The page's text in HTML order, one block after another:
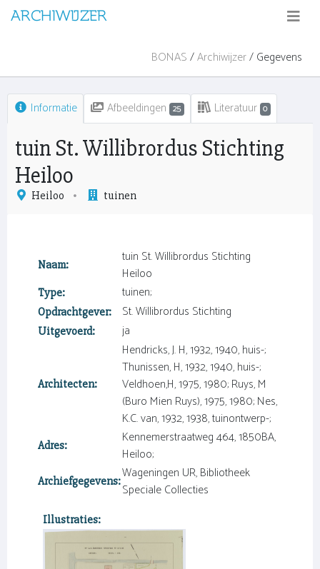
ARCHIWIJZER
BONAS/Archiwijzer/ Gegevens
Informatie Afbeeldingen 25 Literatuur 0
tuin St. Willibrordus Stichting
Heiloo
Heiloo tuinen
Naam:
tuin St. Willibrordus Stichting
Heiloo
Type: tuinen;
Opdrachtgever: St. Willibrordus Stichting
Uitgevoerd: ja
Architecten:
Hendricks, J. H, 1932, 1940, huis-;
Thunissen, H, 1932, 1940, huis-;
Veldhoen,H, 1975, 1980; Ruys, M
(Buro Mien Ruys), 1975, 1980; Nes,
K.C. van, 1932, 1938, tuinontwerp-;
Adres:
Kennemerstraatweg 464, 1850BA,
Heiloo;
Archiefgegevens:Wageningen UR, Bibliotheek
Speciale Collecties
Illustraties: